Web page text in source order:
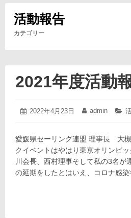
活動報告
カテゴリー
2021年度活動
投
2022年4月23日
2022
月
28
日
投
admin
リ
愛媛県セーリング連盟 理事長 大
クイベントはやはり東京オリンピ
川会長、西村理事そして私の3名が
の延期をしたとはいえ、コロナ感